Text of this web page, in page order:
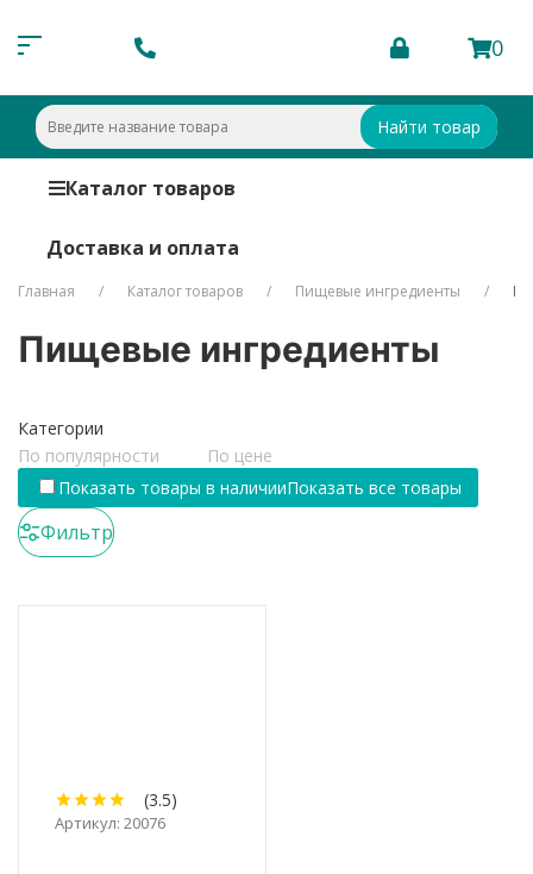
0
Найти товар
Каталог товаров
Доставка и оплата
Главная Каталог товаров Пищевые ингредиенты
Пищевые ингредиенты
Категории
По популярности
По цене
Показать товары в наличииПоказать все товары
Фильтр
(3.5)
Артикул: 20076